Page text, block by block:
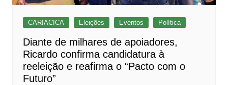
CARIACICA Eleições Eventos Política
Diante de milhares de apoiadores,
Ricardo confirma candidatura à
reeleição e reafirma o “Pacto com o
Futuro”